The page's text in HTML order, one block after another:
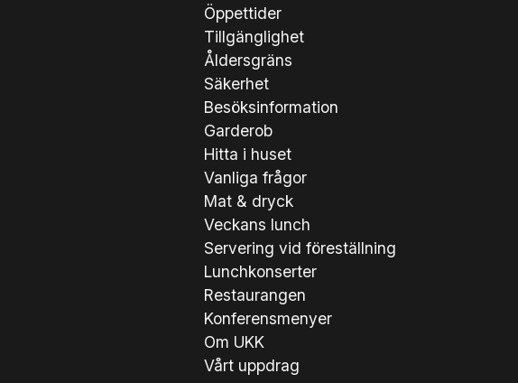
Öppettider
Tillgänglighet
Åldersgräns
Säkerhet
Besöksinformation
Garderob
Hitta i huset
Vanliga frågor
Mat & dryck
Veckans lunch
Servering vid föreställning
Lunchkonserter
Restaurangen
Konferensmenyer
Om UKK
Vårt uppdrag